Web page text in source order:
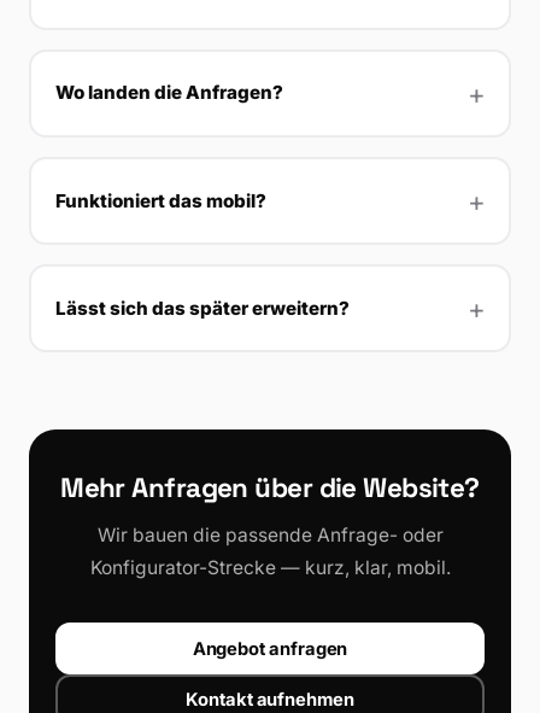
Wo landen die Anfragen?
Funktioniert das mobil?
Lässt sich das später erweitern?
Mehr Anfragen über die Website?
Wir bauen die passende Anfrage- oder
Konfigurator-Strecke — kurz, klar, mobil.
Angebot anfragen
Kontakt aufnehmen